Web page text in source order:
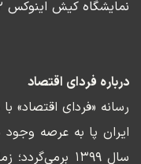
نمایشگاه کیش اینوکس ۲۰۲۲
درباره فردای اقتصاد
رسانه «فردای اقتصاد»
ایران پا به عرصه
سال ۱۳۹۹